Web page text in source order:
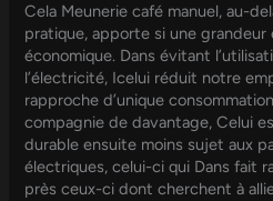
Cela Meunerie café manuel, au-
pratique, apporte si une grandeur
économique. Dans évitant
l’électricité, Icelui réduit notre
rapproche d’unique
compagnie de davantage, Celui
durable ensuite moins sujet aux
électriques, celui-ci qui Dans fait
près ceux-ci dont cherchent à